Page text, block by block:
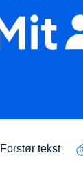
Forstør tekst